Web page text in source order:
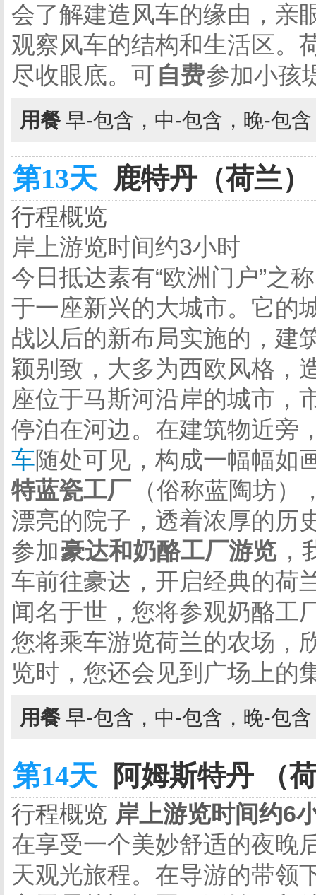
会了解建造风车的缘由，亲
观察风车的结构和生活区。
尽收眼底。可自费参加小孩
用餐 早-包含，中-包含，晚-包
第13天 鹿特丹（荷兰
行程概览
岸上游览时间约3小时
今日抵达素有“欧洲门户”之
于一座新兴的大城市。它的
战以后的新布局实施的，建
颖别致，大多为西欧风格，
座位于马斯河沿岸的城市，
停泊在河边。在建筑物近旁
车随处可见，构成一幅幅如
特蓝瓷工厂 （俗称蓝陶坊
漂亮的院子，透着浓厚的历
参加豪达和奶酪工厂游览
车前往豪达，开启经典的荷
闻名于世，您将参观奶酪工
您将乘车游览荷兰的农场，
览时，您还会见到广场上的
用餐 早-包含，中-包含，晚-包
第14天 阿姆斯特丹 （
行程概览 岸上游览时间约6
在享受一个美妙舒适的夜晚
天观光旅程。在导游的带领